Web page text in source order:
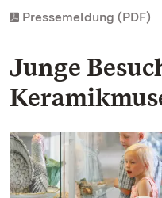
Pressemeldung (PDF)
Junge